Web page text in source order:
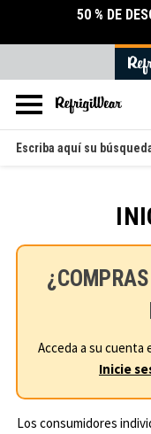
50 % DE
Buscar
en
Acceda a su cuenta
Inicie
Los consumidores